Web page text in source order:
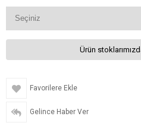
Ürün
Favorilere Ekle
Gelince Haber Ver